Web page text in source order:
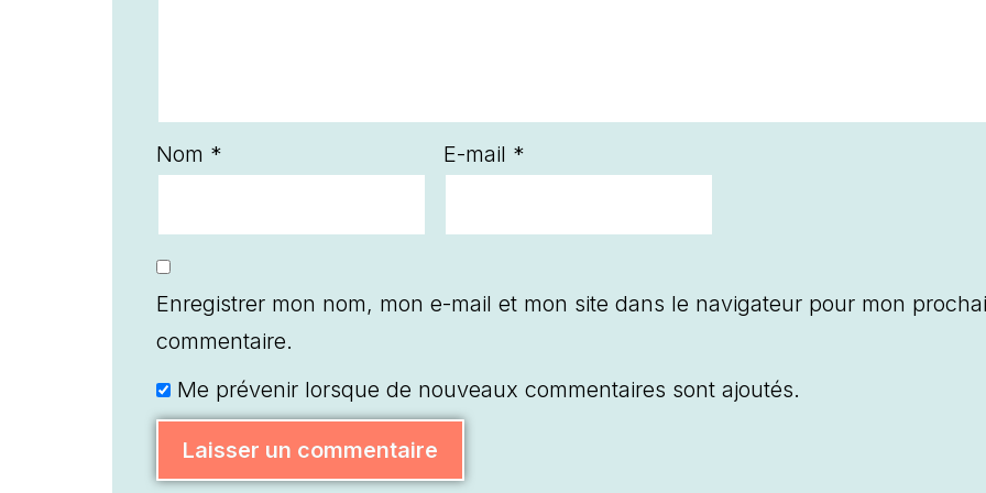
Nom * E-mail *
Enregistrer mon nom, mon e-mail et mon site dans le navigateur pour mon
commentaire.
Me prévenir lorsque de nouveaux commentaires sont ajoutés.